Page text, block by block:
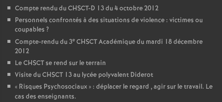
Compte rendu du CHSCT-D 13 du 4 octobre 2012
Personnels confrontés à des situations de violence : victimes ou
coupables ?
Compte-rendu du 3e CHSCT Académique du mardi 18 décembre
2012
Le CHSCT se rend sur le terrain
Visite du CHSCT 13 au lycée polyvalent Diderot
« Risques Psychosociaux» : déplacer le regard , agir sur le travail. Le
cas des enseignants.